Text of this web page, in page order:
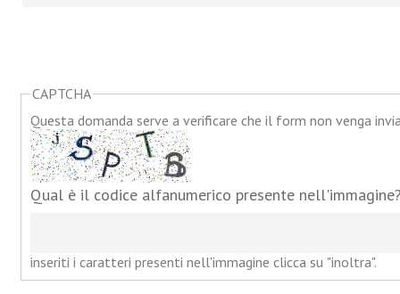
CAPTCHA
Questa domanda serve a verificare che il form non venga
Qual è il codice alfanumerico presente
inseriti i caratteri presenti nell'immagine clicca su "inoltra".